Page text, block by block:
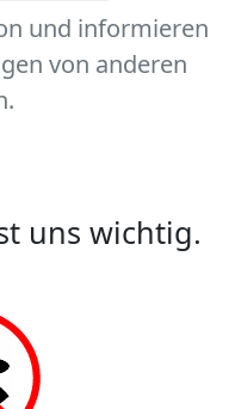
und informieren
von anderen
uns wichtig.